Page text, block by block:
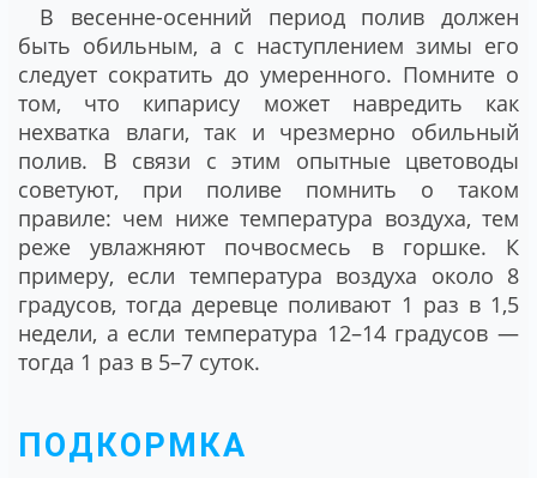
В весенне-осенний период полив должен
быть обильным, а с наступлением зимы его
следует сократить до умеренного. Помните о
том, что кипарису может навредить как
нехватка влаги, так и чрезмерно обильный
полив. В связи с этим опытные цветоводы
советуют, при поливе помнить о таком
правиле: чем ниже температура воздуха, тем
реже увлажняют почвосмесь в горшке. К
примеру, если температура воздуха около 8
градусов, тогда деревце поливают 1 раз в 1,5
недели, а если температура 12–14 градусов ―
тогда 1 раз в 5–7 суток.
ПОДКОРМКА